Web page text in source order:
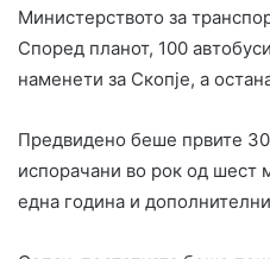
Министерството за
Според планот, 100
наменети за Скопје, а
Предвидено беше првите
испорачани во рок од шест
една година и